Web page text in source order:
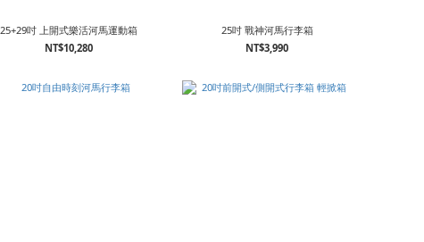
25+29吋 上開式樂活河馬運動箱
NT$10,280
25吋 戰神河馬行李箱
NT$3,990